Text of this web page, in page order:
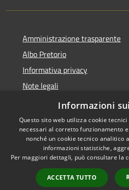
Amministrazione trasparente
Albo Pretorio
Informativa privacy
Note legali
Dichiarazione di accessibilità
Accessibilità
Informazioni
Questo sito web utilizza cookie
necessari al corretto funzionamento
nonché un cookie tecnico analitico
informazioni statistiche,
Per maggiori dettagli, può consultare la
ACCETTA TUTTO